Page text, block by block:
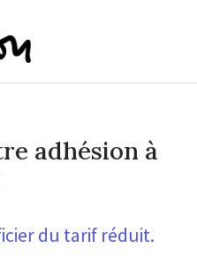
adhésion à
du tarif réduit.